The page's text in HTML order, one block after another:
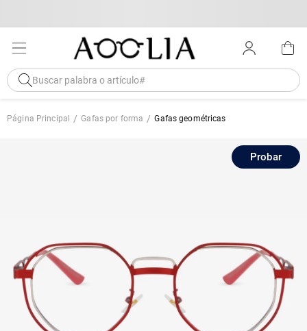
Página Principal Gafas por forma Gafas geométricas
Probar